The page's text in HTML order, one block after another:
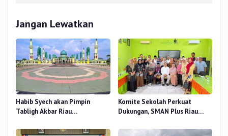
Jangan Lewatkan
Habib Syech akan Pimpin
Tabligh Akbar Riau
Nur, Besok
Komite Sekolah Perkuat
Dukungan, SMAN Plus Riau
Pendidikan